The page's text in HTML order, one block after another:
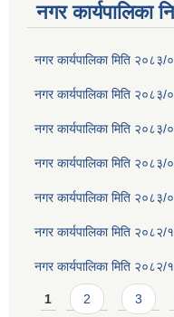
नगर कार्यपालिका
नगर कार्यपालिका मिति
नगर कार्यपालिका मिति
नगर कार्यपालिका मिति
नगर कार्यपालिका मिति
नगर कार्यपालिका मिति
नगर कार्यपालिका मिति
नगर कार्यपालिका मिति
Pages
1 2 3